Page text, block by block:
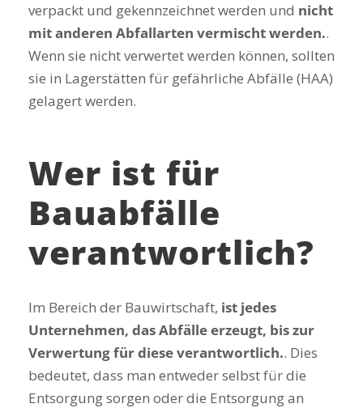
verpackt und gekennzeichnet werden und nicht
mit anderen Abfallarten vermischt werden..
Wenn sie nicht verwertet werden können, sollten
sie in Lagerstätten für gefährliche Abfälle (HAA)
gelagert werden.
Wer ist für
Bauabfälle
verantwortlich?
Im Bereich der Bauwirtschaft, ist jedes
Unternehmen, das Abfälle erzeugt, bis zur
Verwertung für diese verantwortlich.. Dies
bedeutet, dass man entweder selbst für die
Entsorgung sorgen oder die Entsorgung an